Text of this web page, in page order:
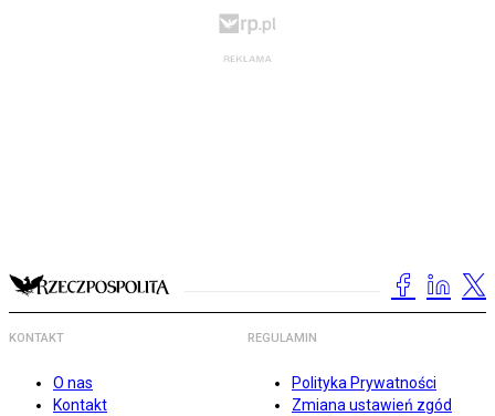
KONTAKT
O nas
Kontakt
REGULAMIN
Polityka Prywatności
Zmiana ustawień zgód